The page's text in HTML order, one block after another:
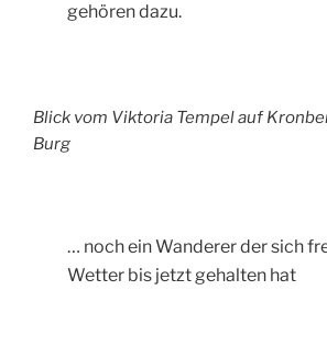
gehören dazu.
Blick vom Viktoria Tempel auf
Burg
… noch ein Wanderer der sich
Wetter bis jetzt gehalten hat